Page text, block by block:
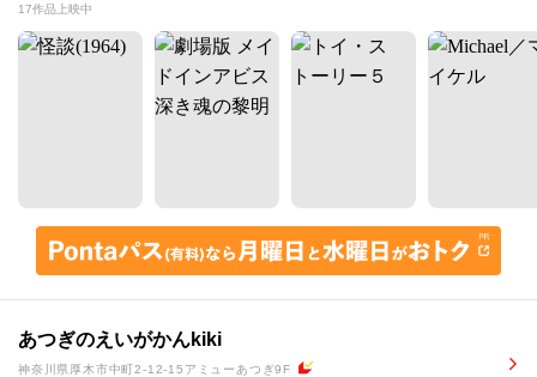
17作品上映中
あつぎのえいがかんkiki
神奈川県厚木市中町2-12-15アミューあつぎ9F